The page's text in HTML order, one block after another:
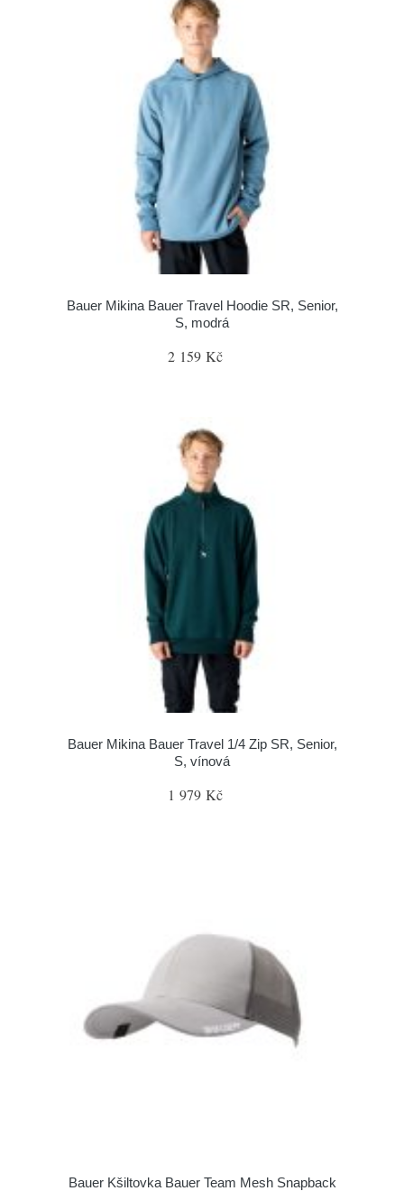
Bauer Mikina Bauer Travel Hoodie SR, Senior,
S, modrá
2 159 Kč
Bauer Mikina Bauer Travel 1/4 Zip SR, Senior,
S, vínová
1 979 Kč
Bauer Kšiltovka Bauer Team Mesh Snapback